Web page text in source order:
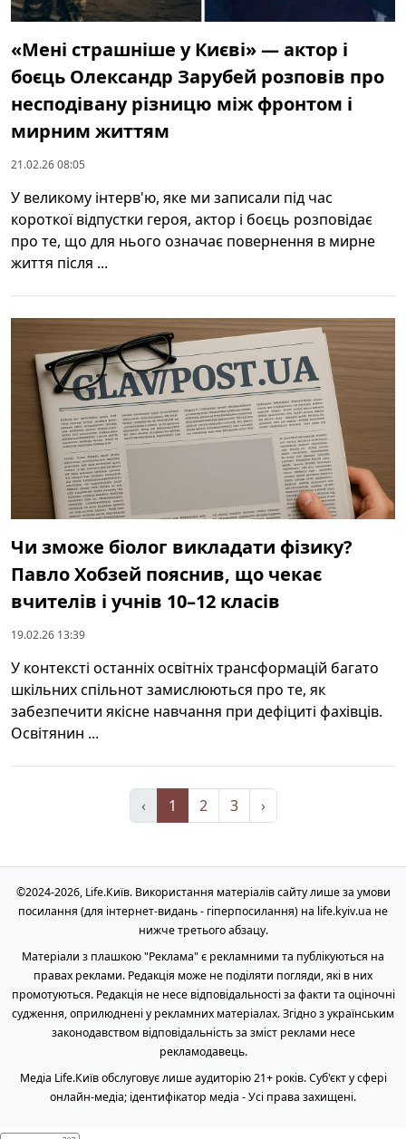
«Мені страшніше у Києві» — актор і
боєць Олександр Зарубей розповів про
несподівану різницю між фронтом і
мирним життям
21.02.26 08:05
У великому інтерв'ю, яке ми записали під час
короткої відпустки героя, актор і боєць розповідає
про те, що для нього означає повернення в мирне
життя після ...
Чи зможе біолог викладати фізику?
Павло Хобзей пояснив, що чекає
вчителів і учнів 10–12 класів
19.02.26 13:39
У контексті останніх освітніх трансформацій багато
шкільних спільнот замислюються про те, як
забезпечити якісне навчання при дефіциті фахівців.
Освітянин ...
‹ 1 2 3 ›
©2024-2026, Life.Київ. Використання матеріалів сайту лише за умови
посилання (для інтернет-видань - гіперпосилання) на life.kyiv.ua не
нижче третього абзацу.
Матеріали з плашкою "Реклама" є рекламними та публікуються на
правах реклами. Редакція може не поділяти погляди, які в них
промотуються. Редакція не несе відповідальності за факти та оціночні
судження, оприлюднені у рекламних матеріалах. Згідно з українським
законодавством відповідальність за зміст реклами несе
рекламодавець.
Медіа Life.Київ обслуговує лише аудиторію 21+ років. Cуб'єкт у сфері
онлайн-медіа; ідентифікатор медіа - Усі права захищені.